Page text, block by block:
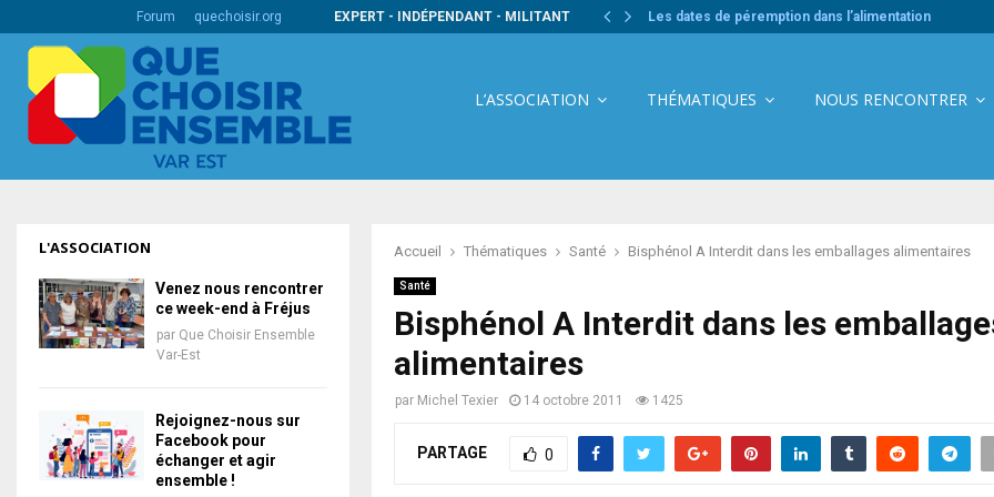
Forum quechoisir.org EXPERT - INDÉPENDANT - MILITANT
barres internationaux Les dates de péremption dans l’alimentation
L’ASSOCIATION THÉMATIQUES NOUS RENCONTRER
Accueil Thématiques Santé Bisphénol A Interdit dans les emballages alimentaires
Santé
Bisphénol A Interdit dans les
alimentaires
par Michel Texier 14 octobre 2011 1425
PARTAGE 0
L'ASSOCIATION
Venez nous rencontrer
ce week-end à Fréjus
par Que Choisir Ensemble
Var-Est
Rejoignez-nous sur
Facebook pour
échanger et agir
ensemble !